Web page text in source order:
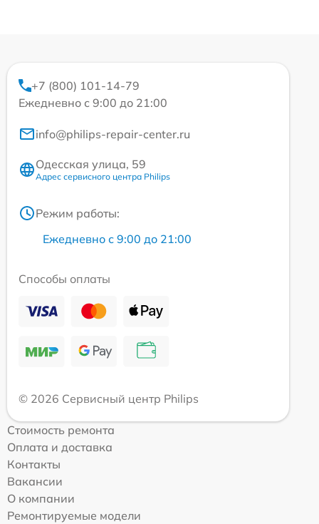
+7 (800) 101-14-79
Ежедневно с 9:00 до 21:00
info@philips-repair-center.ru
Одесская улица, 59
Адрес сервисного центра Philips
Режим работы:
Ежедневно с 9:00 до 21:00
Способы оплаты
© 2026 Сервисный центр Philips
Стоимость ремонта
Оплата и доставка
Контакты
Вакансии
О компании
Ремонтируемые модели